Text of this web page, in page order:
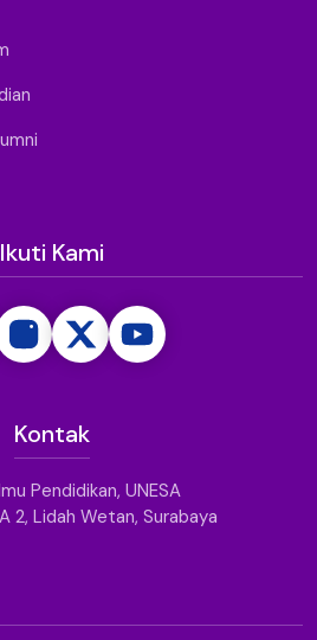
Ikuti Kami
Kontak
Pendidikan, UNESA
2, Lidah Wetan, Surabaya